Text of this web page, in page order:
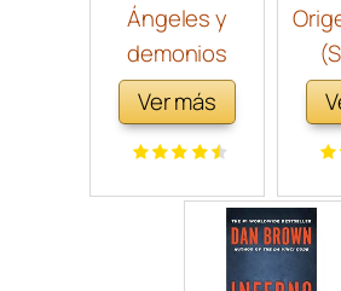
Ángeles y
demonios
Ver más